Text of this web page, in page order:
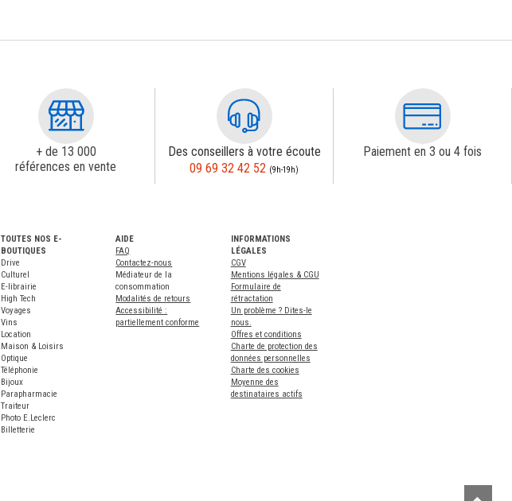
+ de 13 000
références en vente
Des conseillers à votre écoute
09 69 32 42 52 (9h-19h)
Paiement en 3 ou 4 fois
TOUTES NOS E-
BOUTIQUES
Drive
Culturel
E-librairie
High Tech
Voyages
Vins
Location
Maison & Loisirs
Optique
Téléphonie
Bijoux
Parapharmacie
Traiteur
Photo E.Leclerc
Billetterie
AIDE
FAQ
Contactez-nous
Médiateur de la
consommation
Modalités de retours
Accessibilité :
partiellement conforme
INFORMATIONS
LÉGALES
CGV
Mentions légales & CGU
Formulaire de
rétractation
Un problème ? Dites-le
nous.
Offres et conditions
Charte de protection des
données personnelles
Charte des cookies
Moyenne des
destinataires actifs